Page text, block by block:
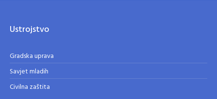
Ustrojstvo
Gradska uprava
Savjet mladih
Civilna zaštita